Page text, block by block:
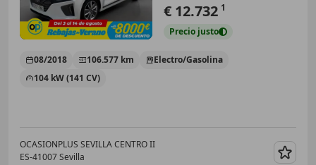
€ 12.732 1
Precio justo
08/2018 106.577 km
Electro/Gasolina
104 kW (141 CV)
OCASIONPLUS SEVILLA CENTRO II
ES-41007 Sevilla